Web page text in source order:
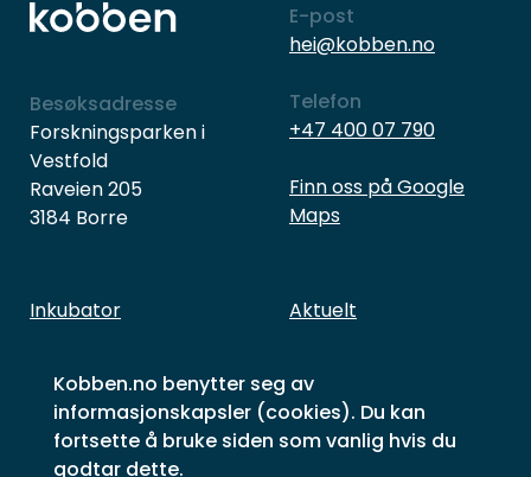
Kobben.no benytter seg av
informasjonskapsler (cookies). Du kan
fortsette å bruke siden som vanlig hvis du
godtar dette.
Besøksadresse
Forskningsparken i
Vestfold
Raveien 205
3184 Borre
E-post
hei@kobben.no
Telefon
+47 400 07 790
Finn oss på Google
Maps
Inkubator
Investering
Gründere på huset
Aktuelt
Om Kobben og folka
Kontakt oss